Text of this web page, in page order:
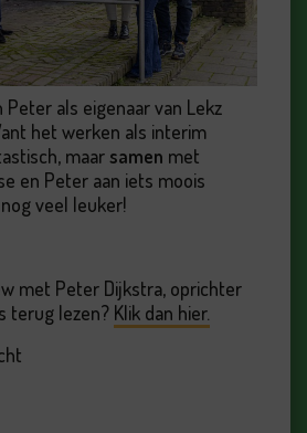
als eigenaar van Lekz
het werken als interim
maarsamen met
en Peter aan iets moois
veel leuker!
met Peter Dijkstra, oprichter
terug lezen? Klik dan hier.